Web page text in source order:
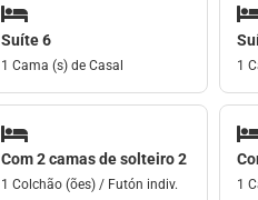
Suíte 6
1 Cama (s) de Casal 1
Com 2 camas de solteiro 2
1 Colchão (ões) / Futón indiv. 1